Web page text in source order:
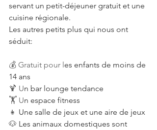
servant un petit-déjeuner gratuit et une
cuisine régionale.
Les autres petits plus qui nous ont
séduit:
💰 Gratuit pour les enfants de moins de
14 ans
🍹 Un bar lounge tendance
🏋️‍ Un espace fitness
👧 Une salle de jeux et une aire de jeux
🐶 Les animaux domestiques sont